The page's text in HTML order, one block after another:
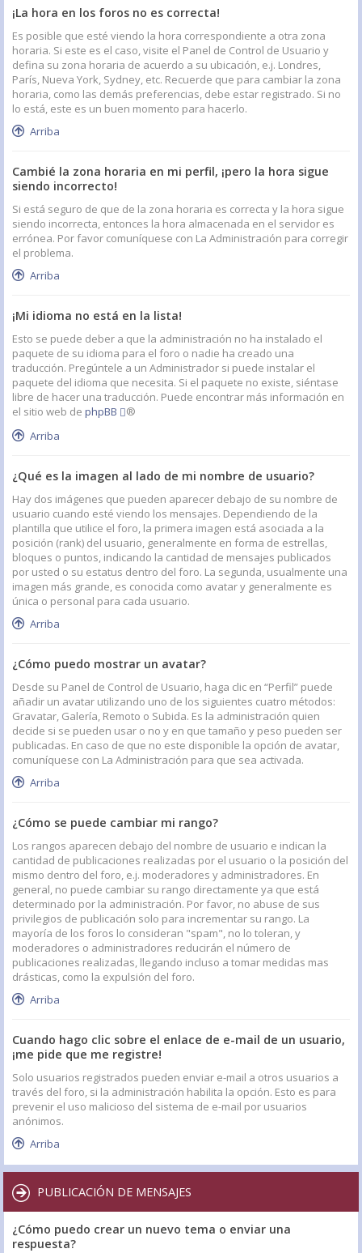
¡La hora en los foros no es correcta!
Es posible que esté viendo la hora correspondiente a otra zona
horaria. Si este es el caso, visite el Panel de Control de Usuario y
defina su zona horaria de acuerdo a su ubicación, e.j. Londres,
París, Nueva York, Sydney, etc. Recuerde que para cambiar la zona
horaria, como las demás preferencias, debe estar registrado. Si no
lo está, este es un buen momento para hacerlo.
Arriba
Cambié la zona horaria en mi perfil, ¡pero la hora sigue
siendo incorrecto!
Si está seguro de que de la zona horaria es correcta y la hora sigue
siendo incorrecta, entonces la hora almacenada en el servidor es
errónea. Por favor comuníquese con La Administración para corregir
el problema.
Arriba
¡Mi idioma no está en la lista!
Esto se puede deber a que la administración no ha instalado el
paquete de su idioma para el foro o nadie ha creado una
traducción. Pregúntele a un Administrador si puede instalar el
paquete del idioma que necesita. Si el paquete no existe, siéntase
libre de hacer una traducción. Puede encontrar más información en
el sitio web de phpBB
®
Arriba
¿Qué es la imagen al lado de mi nombre de usuario?
Hay dos imágenes que pueden aparecer debajo de su nombre de
usuario cuando esté viendo los mensajes. Dependiendo de la
plantilla que utilice el foro, la primera imagen está asociada a la
posición (rank) del usuario, generalmente en forma de estrellas,
bloques o puntos, indicando la cantidad de mensajes publicados
por usted o su estatus dentro del foro. La segunda, usualmente una
imagen más grande, es conocida como avatar y generalmente es
única o personal para cada usuario.
Arriba
¿Cómo puedo mostrar un avatar?
Desde su Panel de Control de Usuario, haga clic en “Perfil” puede
añadir un avatar utilizando uno de los siguientes cuatro métodos:
Gravatar, Galería, Remoto o Subida. Es la administración quien
decide si se pueden usar o no y en que tamaño y peso pueden ser
publicadas. En caso de que no este disponible la opción de avatar,
comuníquese con La Administración para que sea activada.
Arriba
¿Cómo se puede cambiar mi rango?
Los rangos aparecen debajo del nombre de usuario e indican la
cantidad de publicaciones realizadas por el usuario o la posición del
mismo dentro del foro, e.j. moderadores y administradores. En
general, no puede cambiar su rango directamente ya que está
determinado por la administración. Por favor, no abuse de sus
privilegios de publicación solo para incrementar su rango. La
mayoría de los foros lo consideran "spam", no lo toleran, y
moderadores o administradores reducirán el número de
publicaciones realizadas, llegando incluso a tomar medidas mas
drásticas, como la expulsión del foro.
Arriba
Cuando hago clic sobre el enlace de e-mail de un usuario,
¡me pide que me registre!
Solo usuarios registrados pueden enviar e-mail a otros usuarios a
través del foro, si la administración habilita la opción. Esto es para
prevenir el uso malicioso del sistema de e-mail por usuarios
anónimos.
Arriba
PUBLICACIÓN DE MENSAJES
¿Cómo puedo crear un nuevo tema o enviar una
respuesta?